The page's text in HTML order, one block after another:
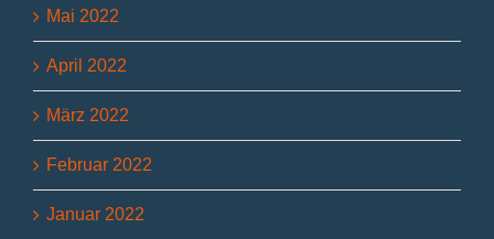
Mai 2022
April 2022
März 2022
Februar 2022
Januar 2022